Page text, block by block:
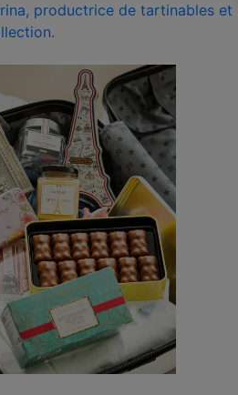
productrice de tartinables et